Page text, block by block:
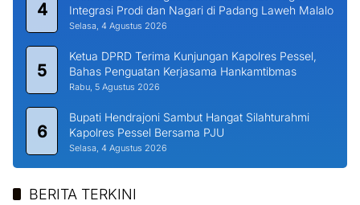
4
Integrasi Prodi dan Nagari di Padang Laweh Malalo
Selasa, 4 Agustus 2026
5
Ketua DPRD Terima Kunjungan Kapolres Pessel,
Bahas Penguatan Kerjasama Hankamtibmas
Rabu, 5 Agustus 2026
6
Bupati Hendrajoni Sambut Hangat Silahturahmi
Kapolres Pessel Bersama PJU
Selasa, 4 Agustus 2026
BERITA TERKINI